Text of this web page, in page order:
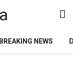
BREAKING NEWS